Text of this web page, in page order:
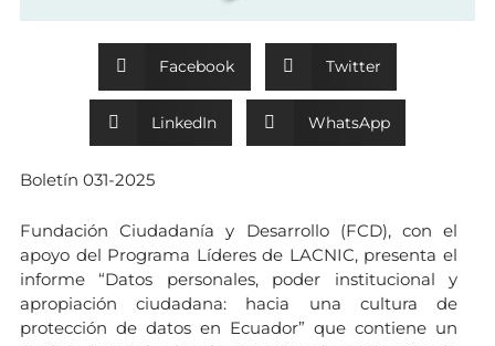
Facebook Twitter
LinkedIn WhatsApp
Boletín 031-2025
Fundación Ciudadanía y Desarrollo (FCD), con el
apoyo del Programa Líderes de LACNIC, presenta el
informe “Datos personales, poder institucional y
apropiación ciudadana: hacia una cultura de
protección de datos en Ecuador” que contiene un